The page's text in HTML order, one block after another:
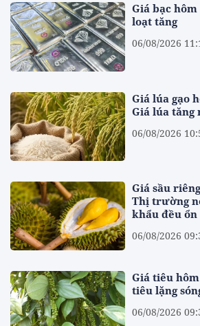
Giá bạc hôm
loạt tăng
06/08/2026
Giá lúa gạo
Giá lúa tăng
06/08/2026
Giá sầu
Thị trường
khẩu đều
06/08/2026
Giá tiêu hôm
tiêu lặng
06/08/2026